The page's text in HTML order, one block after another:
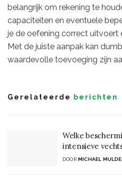
belangrijk om rekening te
capaciteiten en eventuele
je de oefening correct uitvoert
Met de juiste aanpak kan
waardevolle toevoeging zijn
Gerelateerde berichten
Welke
intensieve
DOOR MICHAEL